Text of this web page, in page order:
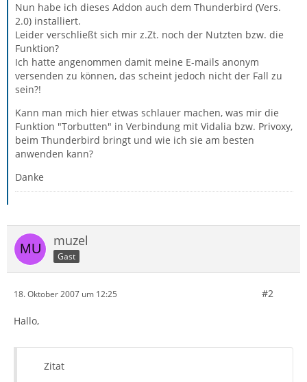
Nun habe ich dieses Addon auch dem Thunderbird (Vers.
2.0) installiert.
Leider verschließt sich mir z.Zt. noch der Nutzten bzw. die
Funktion?
Ich hatte angenommen damit meine E-mails anonym
versenden zu können, das scheint jedoch nicht der Fall zu
sein?!
Kann man mich hier etwas schlauer machen, was mir die
Funktion "Torbutten" in Verbindung mit Vidalia bzw. Privoxy,
beim Thunderbird bringt und wie ich sie am besten
anwenden kann?
Danke
muzel
Gast
18. Oktober 2007 um 12:25 #2
Hallo,
Zitat